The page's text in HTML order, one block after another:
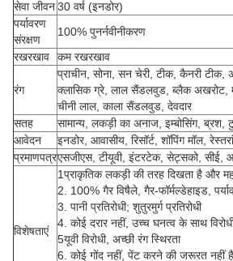
सेवा जीवन30 वर्ष (इनडोर)
पर्यावरण
संरक्षण
100% पुनर्नवीनीकरण
रखरखाव
कम रखरखाव
रंग
प्राचीन, सोना, सन चेरी, टीक, कैनरी टीक,
क्लासिक ग्रे, लाल सैंडलवुड, ब्लैक अखरोट,
चीनी लाल, काला सैंडलवुड, देवदार
सतह
सामान्य, लकड़ी का अनाज, इम्बोसिंग,
आवेदन
इनडोर, आवासीय, रिसॉर्ट, शॉपिंग मॉल,
प्रमाणपत्रएसजीएस, टीयूवी, इंटरटेक, सेट्सको,
विशेषताएं
1प्राकृतिक लकड़ी की तरह दिखता है और
2. 100% गैर विषैले, गैर-फॉर्मल्डेहाइड,
3. पानी प्रतिरोधी; शुतुरमुर्ग प्रतिरोधी
4. कोई दरार नहीं, उच्च घनत्व के साथ
5यूवी विरोधी, अच्छी रंग स्थिरता
6. कोई गोंद नहीं, पेंट करने की जरूरत नहीं